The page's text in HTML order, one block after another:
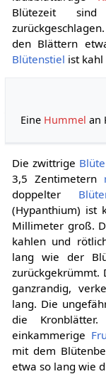
Blütezeit sind
den Blättern
Blütenstiel ist
Eine Hummel an
Die zwittrige Blüte
3,5 Zentimetern
doppelter
(Hypanthium) ist
Millimeter groß.
kahlen und
lang wie der
zurückgekrümmt.
ganzrandig,
lang. Die
die
einkammerige
mit dem
etwa so lang wie